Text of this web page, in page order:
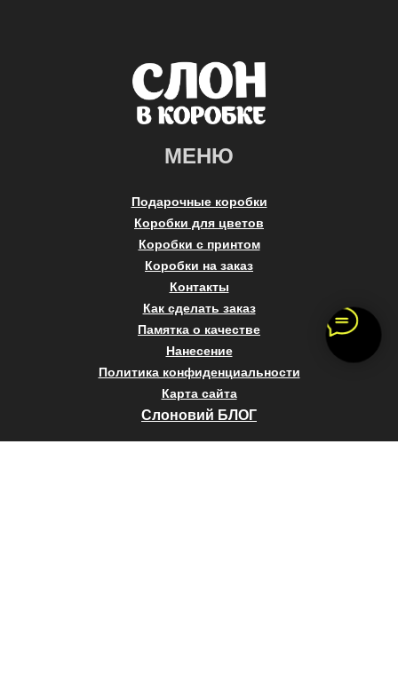
МЕНЮ
Подарочные коробки
Коробки для цветов
Коробки с принтом
Коробки на заказ
Контакты
Как сделать заказ
Памятка о качестве
Нанесение
Политика конфиденциальности
Карта сайта
Слоновий БЛОГ